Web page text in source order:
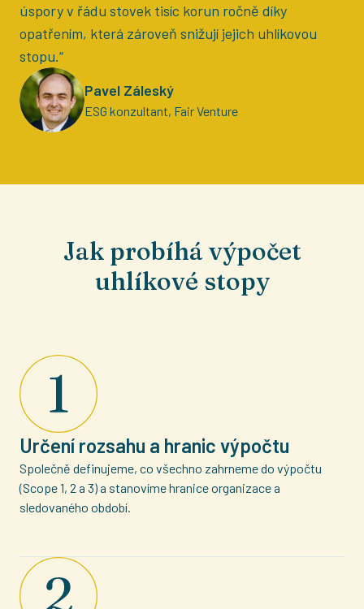
úspory v řádu stovek tisíc korun ročně díky
opatřením, která zároveň snižují jejich uhlíkovou
stopu.“
Pavel Záleský
ESG konzultant, Fair Venture
Jak probíhá výpočet
uhlíkové stopy
Určení rozsahu a hranic výpočtu
Společně definujeme, co všechno zahrneme do výpočtu
(Scope 1, 2 a 3) a stanovíme hranice organizace a
sledovaného období.